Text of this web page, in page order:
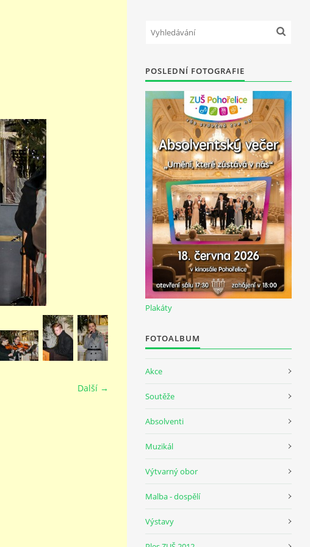
Další →
POSLEDNÍ FOTOGRAFIE
Plakáty
FOTOALBUM
Akce
Soutěže
Absolventi
Muzikál
Výtvarný obor
Malba - dospělí
Výstavy